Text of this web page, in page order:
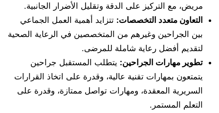
مريض، مع التركيز على الدقة وتقليل الأضرار الجانبية.
التعاون متعدد التخصصات: تتزايد أهمية العمل الجماعي
بين الجراحين وغيرهم من المتخصصين في الرعاية الصحية
لتقديم أفضل رعاية شاملة للمرضى.
تطوير مهارات الجراحين: يتطلب المستقبل جراحين
يتمتعون بمهارات تقنية عالية، وقدرة على اتخاذ القرارات
السريرية المعقدة، ومهارات تواصل ممتازة، وقدرة على
التعلم المستمر.